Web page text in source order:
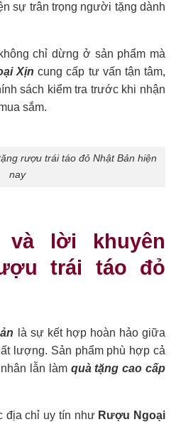
sự trân trọng người tặng dành
chỉ dừng ở sản phẩm mà
Xịn cung cấp tư vấn tận tâm,
sách kiểm tra trước khi nhận
sắm.
rượu trái táo đỏ Nhật Bản hiện
nay
lời khuyên
trái táo đỏ
là sự kết hợp hoàn hảo giữa
lượng. Sản phẩm phù hợp cả
lẫn làm quà tặng cao cấp
địa chỉ uy tín như Rượu Ngoại